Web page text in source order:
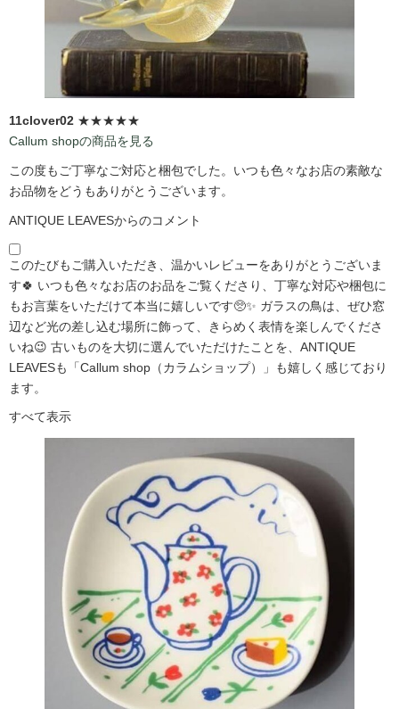
11clover02 ★★★★★
Callum shopの商品を見る
この度もご丁寧なご対応と梱包でした。いつも色々なお店の素敵な
お品物をどうもありがとうございます。
ANTIQUE LEAVESからのコメント
このたびもご購入いただき、温かいレビューをありがとうございま
す🍀 いつも色々なお店のお品をご覧くださり、丁寧な対応や梱包に
もお言葉をいただけて本当に嬉しいです🥺✨ ガラスの鳥は、ぜひ窓
辺など光の差し込む場所に飾って、きらめく表情を楽しんでくださ
いね😉 古いものを大切に選んでいただけたことを、ANTIQUE
LEAVESも「Callum shop（カラムショップ）」も嬉しく感じており
ます。
すべて表示